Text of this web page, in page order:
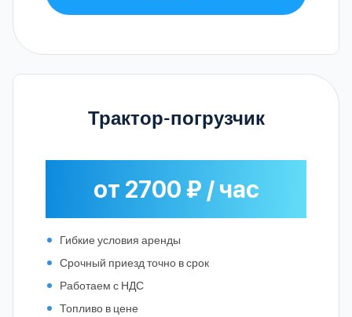
Трактор-погрузчик
от 2700 ₽ / час
Гибкие условия аренды
Срочный приезд точно в срок
Работаем с НДС
Топливо в цене